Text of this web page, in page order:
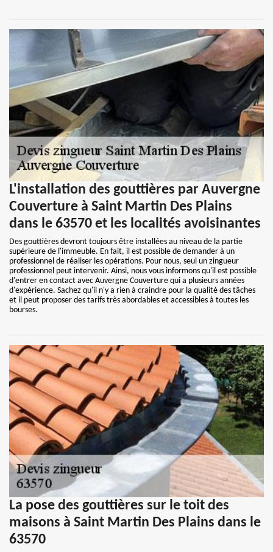
L'installation des gouttières par Auvergne
Couverture à Saint Martin Des Plains
dans le 63570 et les localités avoisinantes
Des gouttières devront toujours être installées au niveau de la partie
supérieure de l'immeuble. En fait, il est possible de demander à un
professionnel de réaliser les opérations. Pour nous, seul un zingueur
professionnel peut intervenir. Ainsi, nous vous informons qu'il est possible
d'entrer en contact avec Auvergne Couverture qui a plusieurs années
d'expérience. Sachez qu'il n'y a rien à craindre pour la qualité des tâches
et il peut proposer des tarifs très abordables et accessibles à toutes les
bourses.
La pose des gouttières sur le toit des
maisons à Saint Martin Des Plains dans le
63570